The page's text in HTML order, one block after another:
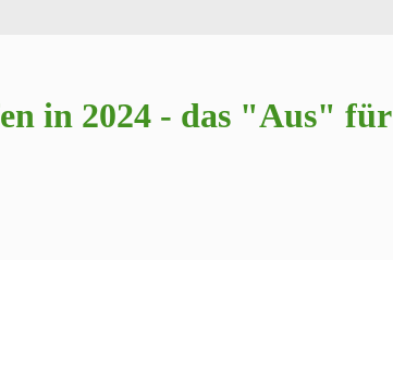
in 2024 - das "Aus" für